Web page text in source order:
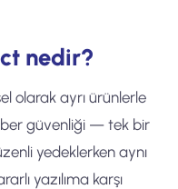
nedir?
olarak ayrı ürünlerle
güvenliği — tek bir
yedeklerken aynı
yazılıma karşı